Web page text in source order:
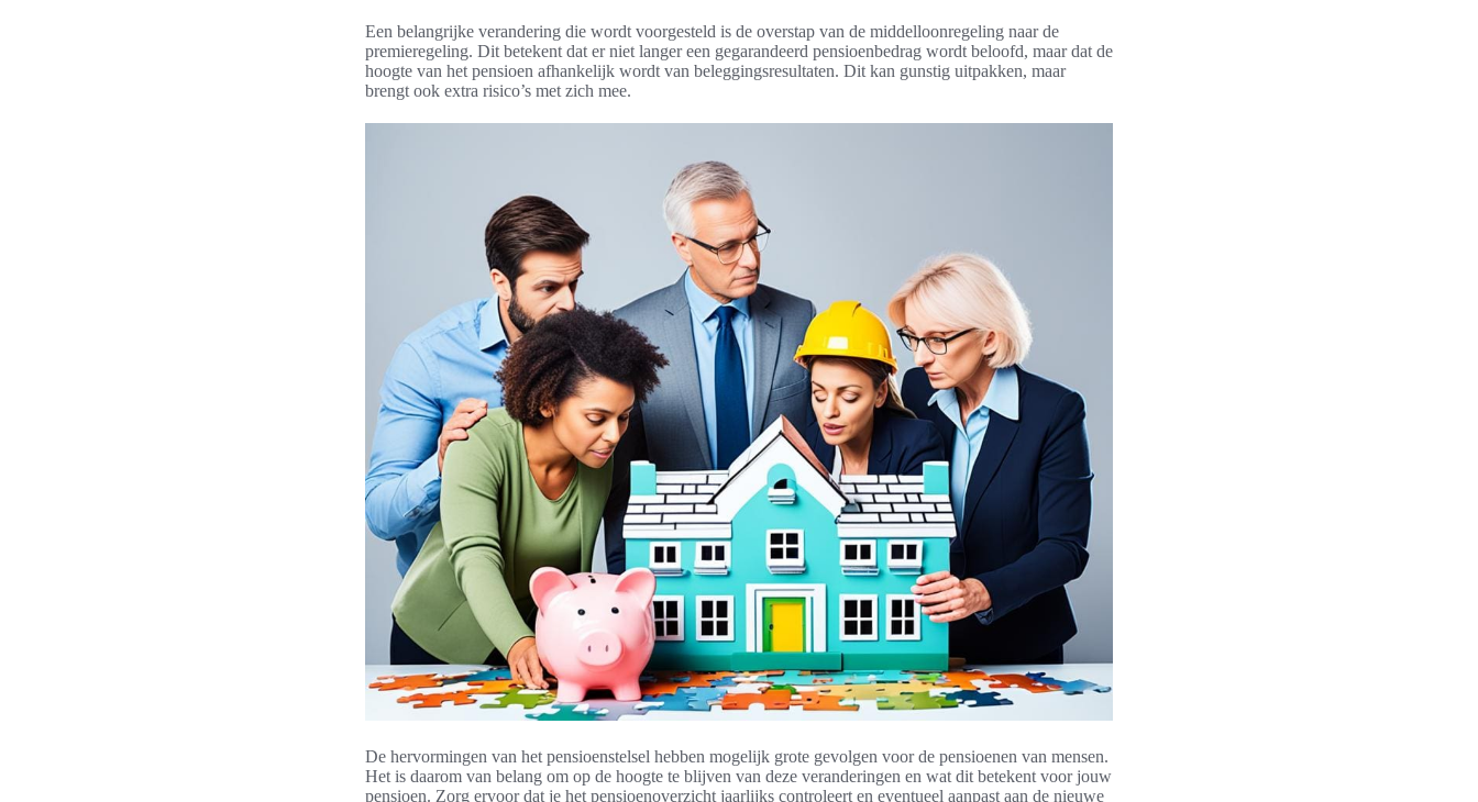
Een belangrijke verandering die wordt voorgesteld is de overstap van de middelloonregeling naar de
premieregeling. Dit betekent dat er niet langer een gegarandeerd pensioenbedrag wordt beloofd, maar dat de
hoogte van het pensioen afhankelijk wordt van beleggingsresultaten. Dit kan gunstig uitpakken, maar
brengt ook extra risico’s met zich mee.
De hervormingen van het pensioenstelsel hebben mogelijk grote gevolgen voor de pensioenen van mensen.
Het is daarom van belang om op de hoogte te blijven van deze veranderingen en wat dit betekent voor jouw
pensioen. Zorg ervoor dat je het pensioenoverzicht jaarlijks controleert en eventueel aanpast aan de nieuwe